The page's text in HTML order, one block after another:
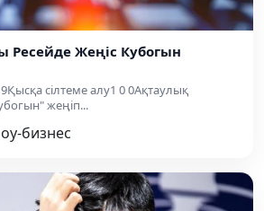
Ресейде Жеңіс Кубогын
сілтеме алу1 0 0Ақтаулық
жеңіп...
бизнес